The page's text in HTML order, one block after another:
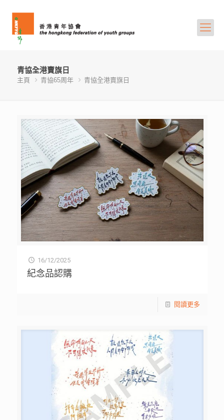
青協全港賣旗日
主頁 青協65周年 青協全港賣旗日
16/12/2025
紀念品認購
閱讀更多